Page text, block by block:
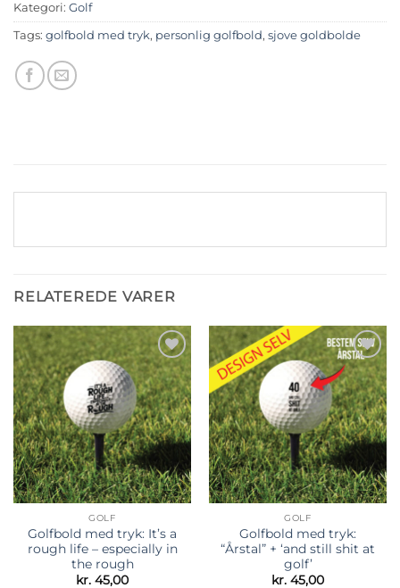
Kategori: Golf
Tags: golfbold med tryk, personlig golfbold, sjove goldbolde
RELATEREDE VARER
Tilføj til
ønskeliste
GOLF
Golfbold med tryk: It’s a
rough life – especially in
the rough
kr. 45,00
Tilføj til
ønskeliste
GOLF
Golfbold med tryk:
“Årstal” + ‘and still shit at
golf’
kr. 45,00